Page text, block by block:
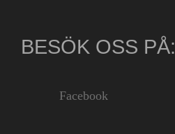
BESÖK OSS PÅ:
Facebook